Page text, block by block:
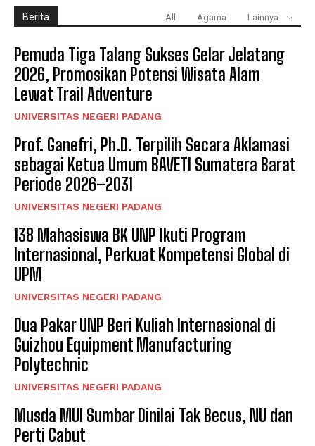
Berita All Agama Lainnya
Pemuda Tiga Talang Sukses Gelar Jelatang
2026, Promosikan Potensi Wisata Alam
Lewat Trail Adventure
UNIVERSITAS NEGERI PADANG
Prof. Ganefri, Ph.D. Terpilih Secara Aklamasi
sebagai Ketua Umum BAVETI Sumatera Barat
Periode 2026–2031
UNIVERSITAS NEGERI PADANG
138 Mahasiswa BK UNP Ikuti Program
Internasional, Perkuat Kompetensi Global di
UPM
UNIVERSITAS NEGERI PADANG
Dua Pakar UNP Beri Kuliah Internasional di
Guizhou Equipment Manufacturing
Polytechnic
UNIVERSITAS NEGERI PADANG
Musda MUI Sumbar Dinilai Tak Becus, NU dan
Perti Cabut